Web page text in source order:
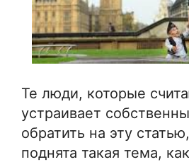
Те люди, которые
устраивает
обратить на эту
поднята такая тема, как